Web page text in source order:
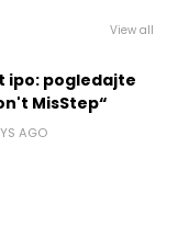
View all
ipo: pogledajte
MisStep“
AGO